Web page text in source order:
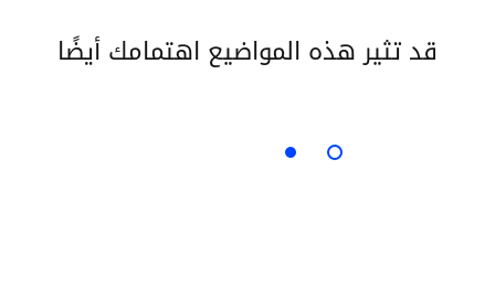
قد تثير هذه المواضيع اهتمامك أيضًا
الكثير من المعلومات عن موضوع